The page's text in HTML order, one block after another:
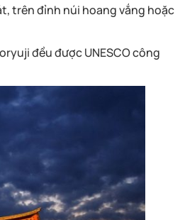
trên đỉnh núi hoang vắng hoặc
đều được UNESCO công